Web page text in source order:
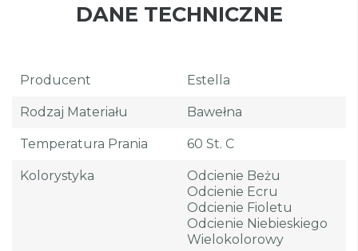
DANE TECHNICZNE
Producent Estella
Rodzaj Materiału Bawełna
Temperatura Prania 60 St. C
Kolorystyka
Odcienie Beżu
Odcienie Ecru
Odcienie Fioletu
Odcienie Niebieskiego
Wielokolorowy